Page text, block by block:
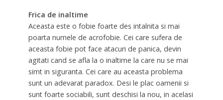
Frica de inaltime
Aceasta este o fobie foarte des intalnita si mai
poarta numele de acrofobie. Cei care sufera de
aceasta fobie pot face atacuri de panica, devin
agitati cand se afla la o inaltime la care nu se mai
simt in siguranta. Cei care au aceasta problema
sunt un adevarat paradox. Desi le plac oamenii si
sunt foarte sociabili, sunt deschisi la nou, in acelasi